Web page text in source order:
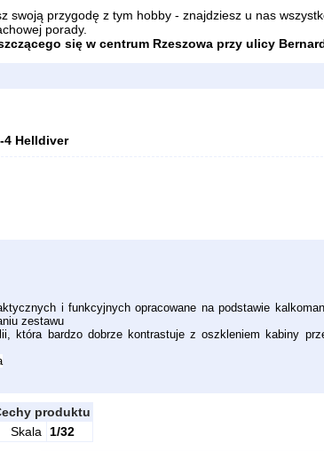
przygodę z tym hobby - znajdziesz u nas
porady.
się w centrum Rzeszowa przy ulicy
4 Helldiver
i funkcyjnych opracowane na podstawie
zestawu
która bardzo dobrze kontrastuje z oszkleniem kabiny
produktu
Skala
1/32